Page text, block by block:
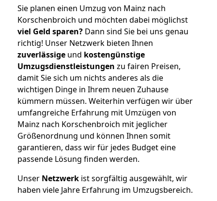
Sie planen einen Umzug von Mainz nach
Korschenbroich und möchten dabei möglichst
viel Geld sparen? Dann sind Sie bei uns genau
richtig! Unser Netzwerk bieten Ihnen
zuverlässige und kostengünstige
Umzugsdienstleistungen zu fairen Preisen,
damit Sie sich um nichts anderes als die
wichtigen Dinge in Ihrem neuen Zuhause
kümmern müssen. Weiterhin verfügen wir über
umfangreiche Erfahrung mit Umzügen von
Mainz nach Korschenbroich mit jeglicher
Größenordnung und können Ihnen somit
garantieren, dass wir für jedes Budget eine
passende Lösung finden werden.
Unser Netzwerk ist sorgfältig ausgewählt, wir
haben viele Jahre Erfahrung im Umzugsbereich.